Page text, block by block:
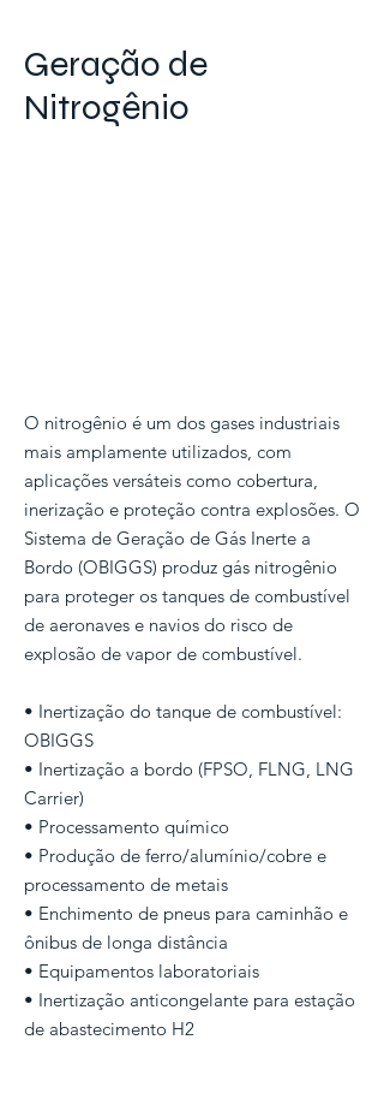
Geração de
Nitrogênio
O nitrogênio é um dos gases industriais
mais amplamente utilizados, com
aplicações versáteis como cobertura,
inerização e proteção contra explosões. O
Sistema de Geração de Gás Inerte a
Bordo (OBIGGS) produz gás nitrogênio
para proteger os tanques de combustível
de aeronaves e navios do risco de
explosão de vapor de combustível.
• Inertização do tanque de combustível:
OBIGGS
• Inertização a bordo (FPSO, FLNG, LNG
Carrier)
• Processamento químico
• Produção de ferro/alumínio/cobre e
processamento de metais
• Enchimento de pneus para caminhão e
ônibus de longa distância
• Equipamentos laboratoriais
• Inertização anticongelante para estação
de abastecimento H2